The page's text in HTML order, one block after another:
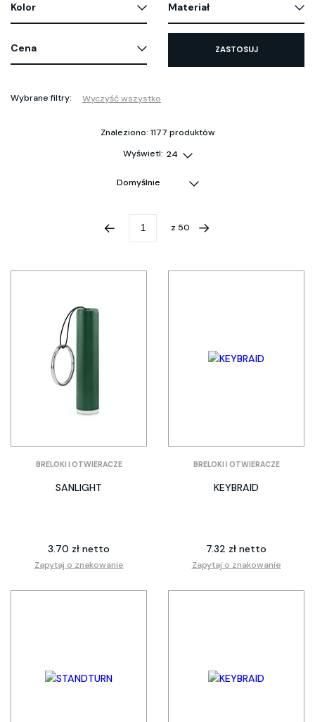
Kolor Materiał
Cena ZASTOSUJ
Wybrane filtry: Wyczyść wszystko
Znaleziono: 1177 produktów
Wyświetl:
z 50
BRELOKI I OTWIERACZE
SANLIGHT
3.70 zł netto
Zapytaj o znakowanie
BRELOKI I OTWIERACZE
KEYBRAID
7.32 zł netto
Zapytaj o znakowanie